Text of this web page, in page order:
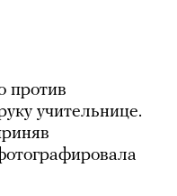
против
учительнице.